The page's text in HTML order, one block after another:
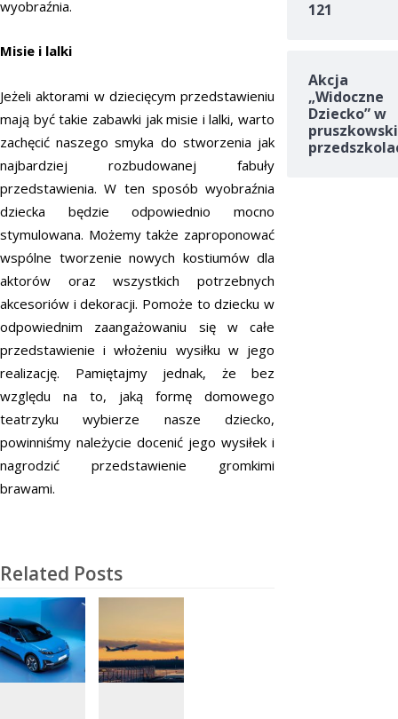
wyobraźnia.
Misie i lalki
Jeżeli aktorami w dziecięcym przedstawieniu
mają być takie zabawki jak misie i lalki, warto
zachęcić naszego smyka do stworzenia jak
najbardziej rozbudowanej fabuły
przedstawienia. W ten sposób wyobraźnia
dziecka będzie odpowiednio mocno
stymulowana. Możemy także zaproponować
wspólne tworzenie nowych kostiumów dla
aktorów oraz wszystkich potrzebnych
akcesoriów i dekoracji. Pomoże to dziecku w
odpowiednim zaangażowaniu się w całe
przedstawienie i włożeniu wysiłku w jego
realizację. Pamiętajmy jednak, że bez
względu na to, jaką formę domowego
teatrzyku wybierze nasze dziecko,
powinniśmy należycie docenić jego wysiłek i
nagrodzić przedstawienie gromkimi
brawami.
Related Posts
121
Akcja
„Widoczne
Dziecko” w